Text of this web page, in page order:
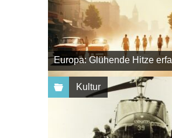
Europa: Glühende Hitze
Kultur